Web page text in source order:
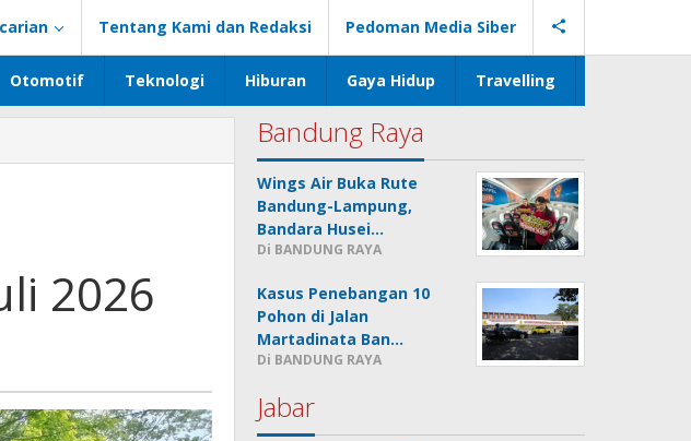
Tentang Kami dan Redaksi Pedoman Media Siber
Otomotif Teknologi Hiburan Gaya Hidup Travelling
2026
Bandung Raya
Wings Air Buka Rute
Bandung-Lampung,
Bandara Husei…
Di BANDUNG RAYA
Kasus Penebangan 10
Pohon di Jalan
Martadinata Ban…
Di BANDUNG RAYA
Jabar